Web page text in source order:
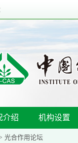
介绍 机构设置
光合作用论坛